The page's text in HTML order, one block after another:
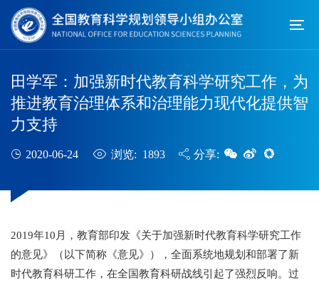
田学军：加强新时代教育科学研究工作，为
推进教育治理体系和治理能力现代化提供智
力支持
2020-06-24 浏览: 1893 分享:
2019年10月，教育部印发《关于加强新时代教育科学研究工作
的意见》（以下简称《意见》），全面系统地规划和部署了新
时代教育科研工作，在全国教育科研战线引起了强烈反响。过